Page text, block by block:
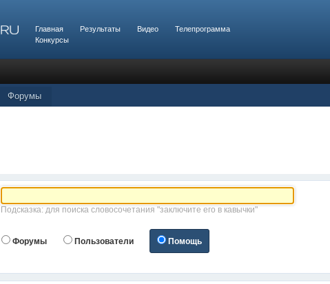
Главная Результаты Видео
Телепрограмма
Конкурсы
Форумы
Подсказка: для поиска словосочетания "заключите его в кавычки"
Форумы Пользователи Помощь